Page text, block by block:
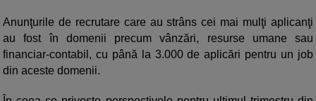
Anunţurile de recrutare care au strâns cei mai mulţi aplicanţi
au fost în domenii precum vânzări, resurse umane sau
financiar-contabil, cu până la 3.000 de aplicări pentru un job
din aceste domenii.